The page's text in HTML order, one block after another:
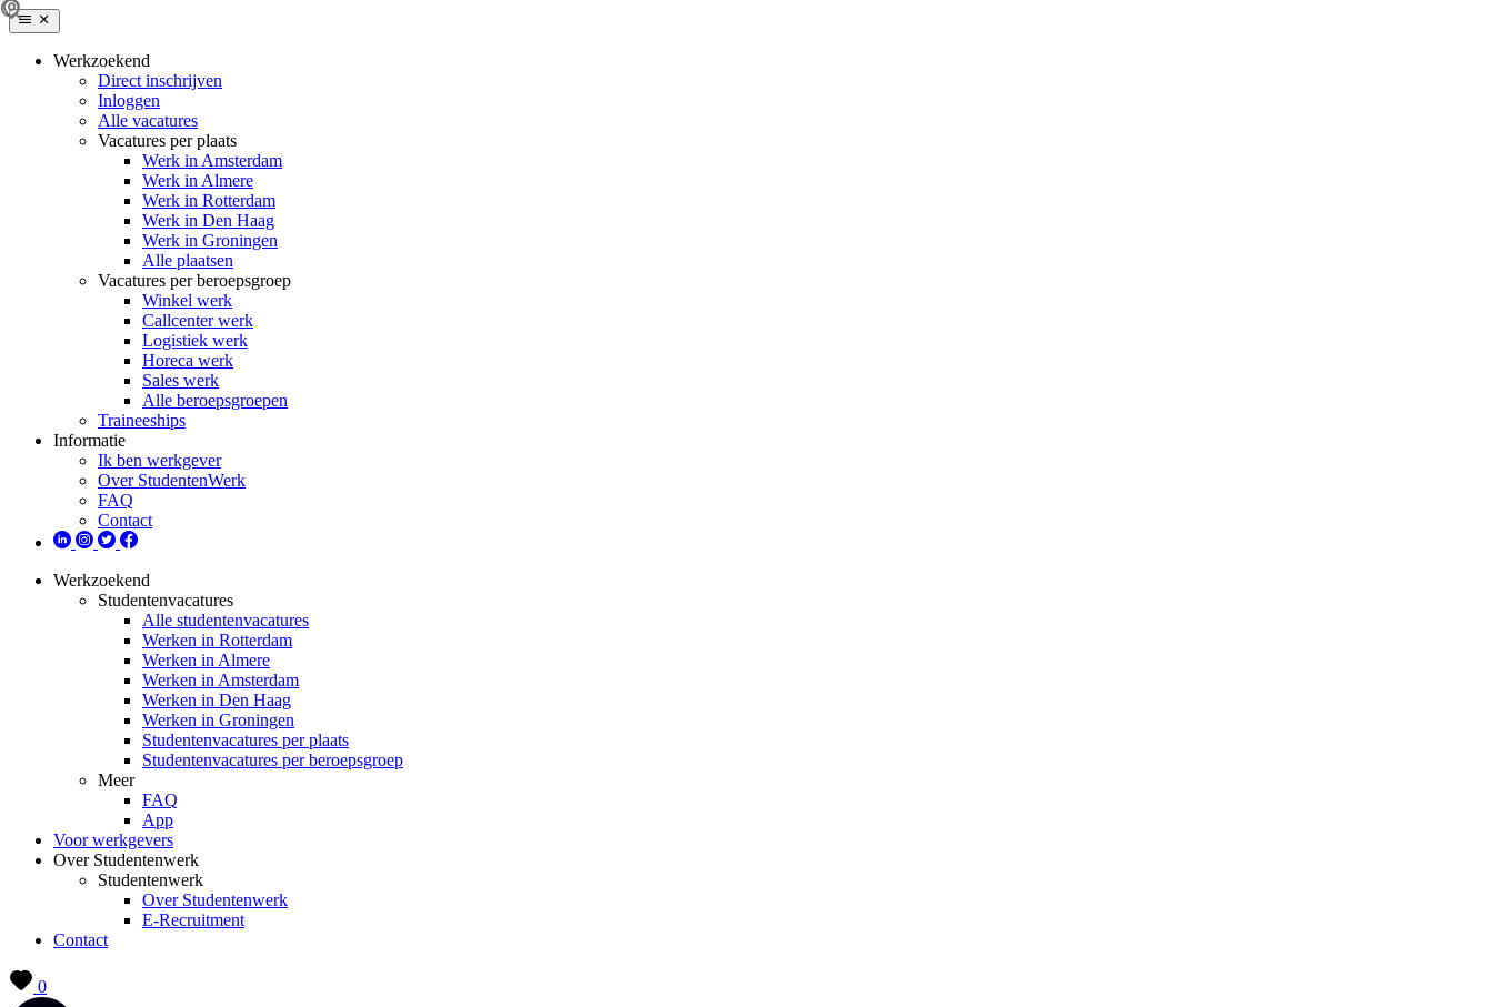
Werkzoekend
Direct inschrijven
Inloggen
Alle vacatures
Vacatures per plaats
Werk in Amsterdam
Werk in Almere
Werk in Rotterdam
Werk in Den Haag
Werk in Groningen
Alle plaatsen
Vacatures per beroepsgroep
Winkel werk
Callcenter werk
Logistiek werk
Horeca werk
Sales werk
Alle beroepsgroepen
Traineeships
Informatie
Ik ben werkgever
Over StudentenWerk
FAQ
Contact
Werkzoekend
Studentenvacatures
Alle studentenvacatures
Werken in Rotterdam
Werken in Almere
Werken in Amsterdam
Werken in Den Haag
Werken in Groningen
Studentenvacatures per plaats
Studentenvacatures per beroepsgroep
Meer
FAQ
App
Voor werkgevers
Over Studentenwerk
Studentenwerk
Over Studentenwerk
E-Recruitment
Contact
0